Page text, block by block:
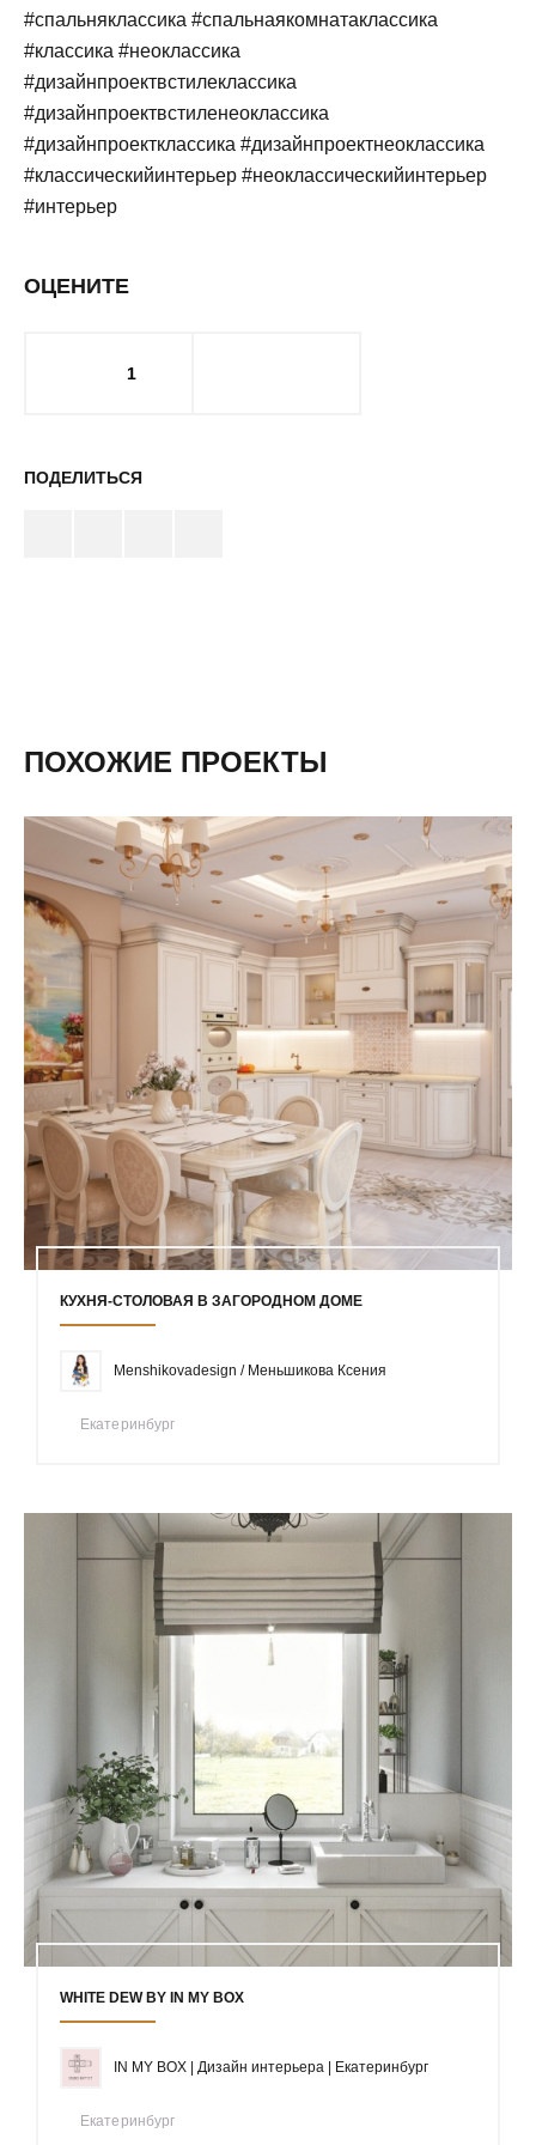
#спальняклассика #спальнаякомнатаклассика
#классика #неоклассика
#дизайнпроектвстилеклассика
#дизайнпроектвстиленеоклассика
#дизайнпроектклассика #дизайнпроектнеоклассика
#классическийинтерьер #неоклассическийинтерьер
#интерьер
ОЦЕНИТЕ
1
ПОДЕЛИТЬСЯ
ПОХОЖИЕ ПРОЕКТЫ
КУХНЯ-СТОЛОВАЯ В ЗАГОРОДНОМ ДОМЕ
Menshikovadesign / Меньшикова Ксения
Екатеринбург
WHITE DEW BY IN MY BOX
IN MY BOX | Дизайн интерьера | Екатеринбург
Екатеринбург